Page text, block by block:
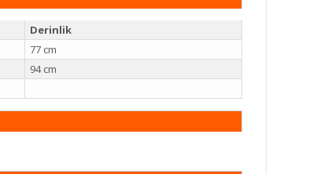
Derinlik
77 cm
94 cm